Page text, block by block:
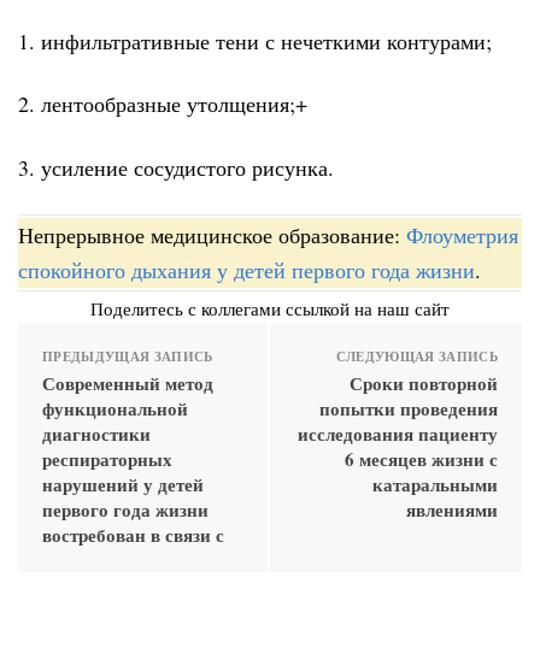
1. инфильтративные тени с нечеткими контурами;
2. лентообразные утолщения;+
3. усиление сосудистого рисунка.
Непрерывное медицинское образование: Флоуметрия
спокойного дыхания у детей первого года жизни.
Поделитесь с коллегами ссылкой на наш сайт
ПРЕДЫДУЩАЯ ЗАПИСЬ
Современный метод
функциональной
диагностики
респираторных
нарушений у детей
первого года жизни
востребован в связи с
СЛЕДУЮЩАЯ ЗАПИСЬ
Сроки повторной
попытки проведения
исследования пациенту
6 месяцев жизни с
катаральными
явлениями